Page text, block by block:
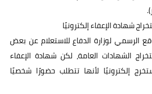
شهادة الإعفاء إلكترونيًا
الرسمي لوزارة الدفاع للاستعلام عن بعض
الشهادات العامة، لكن شهادة الإعفاء
إلكترونيًا لأنها تتطلب حضورًا شخصيًا